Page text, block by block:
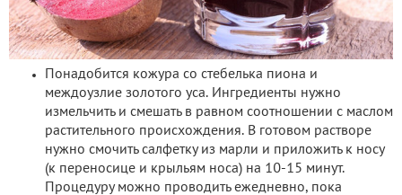
Понадобится кожура со стебелька пиона и
междоузлие золотого уса. Ингредиенты нужно
измельчить и смешать в равном соотношении с маслом
растительного происхождения. В готовом растворе
нужно смочить салфетку из марли и приложить к носу
(к переносице и крыльям носа) на 10-15 минут.
Процедуру можно проводить ежедневно, пока